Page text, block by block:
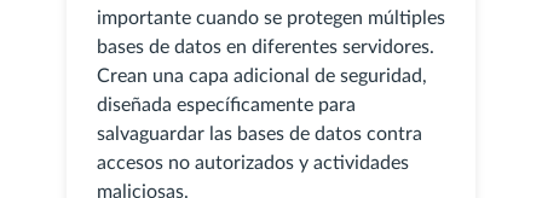
importante cuando se protegen múltiples
bases de datos en diferentes servidores.
Crean una capa adicional de seguridad,
diseñada específicamente para
salvaguardar las bases de datos contra
accesos no autorizados y actividades
maliciosas.